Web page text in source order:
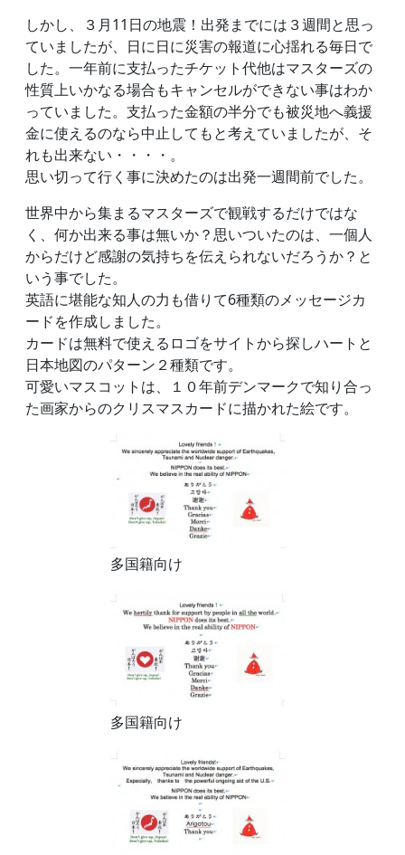
しかし、３月11日の地震！出発までには３週間と思っ
ていましたが、日に日に災害の報道に心揺れる毎日で
した。一年前に支払ったチケット代他はマスターズの
性質上いかなる場合もキャンセルができない事はわか
っていました。支払った金額の半分でも被災地へ義援
金に使えるのなら中止してもと考えていましたが、そ
れも出来ない・・・・。
思い切って行く事に決めたのは出発一週間前でした。
世界中から集まるマスターズで観戦するだけではな
く、何か出来る事は無いか？思いついたのは、一個人
からだけど感謝の気持ちを伝えられないだろうか？と
いう事でした。
英語に堪能な知人の力も借りて6種類のメッセージカ
ードを作成しました。
カードは無料で使えるロゴをサイトから探しハートと
日本地図のパターン２種類です。
可愛いマスコットは、１０年前デンマークで知り合っ
た画家からのクリスマスカードに描かれた絵です。
多国籍向け
多国籍向け